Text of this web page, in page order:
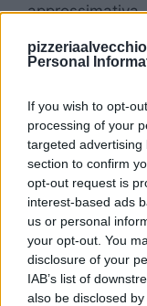
Personal
If you wish to opt-
processing of your
targeted
section to confirm
opt-out request is
interest-based ads
us or personal
your opt-out. You
disclosure of your
IAB’s list of
also be disclosed
sono la
per fuliggine.
sono molto
indossare
maschera che
polveri.
Come vi
importanteche
vostra